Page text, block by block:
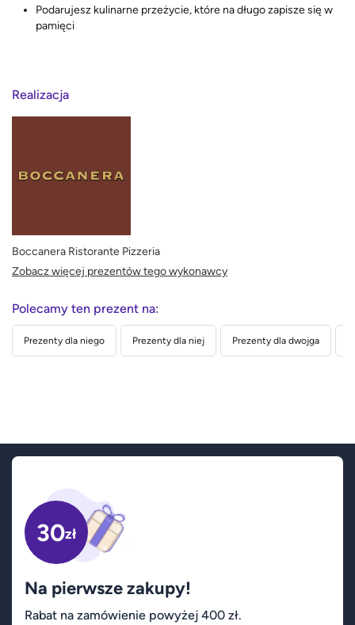
Podarujesz kulinarne przeżycie, które na długo zapisze się w
pamięci
Realizacja
Boccanera Ristorante Pizzeria
Zobacz więcej prezentów tego wykonawcy
Polecamy ten prezent na:
Prezenty dla niego Prezenty dla niej Prezenty dla dwojga
30zł
Na pierwsze zakupy!
Rabat na zamówienie powyżej 400 zł.